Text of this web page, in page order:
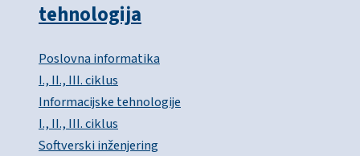
tehnologija
Poslovna informatika
I., II., III. ciklus
Informacijske tehnologije
I., II., III. ciklus
Softverski inženjering